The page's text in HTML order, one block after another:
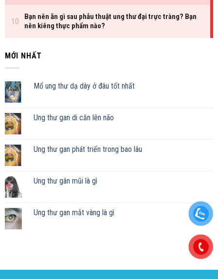
MỚI NHẤT
Mổ ung thư dạ dày ở đâu tốt nhất
Ung thư gan di căn lên não
Ung thư gan phát triển trong bao lâu
Ung thư gân mũi là gì
Ung thư gan mắt vàng là gì